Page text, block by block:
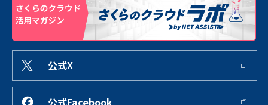
公式X
公式Facebook